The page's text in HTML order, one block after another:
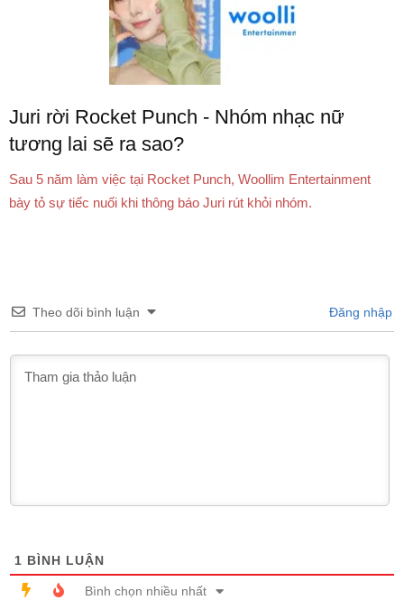
Juri rời Rocket Punch - Nhóm nhạc nữ
tương lai sẽ ra sao?
Sau 5 năm làm việc tại Rocket Punch, Woollim Entertainment
bày tỏ sự tiếc nuối khi thông báo Juri rút khỏi nhóm.
Theo dõi bình luận Đăng nhập
1 BÌNH LUẬN
Bình chọn nhiều nhất